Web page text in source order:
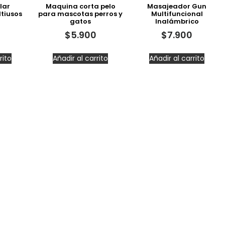
Maquina corta pelo
para mascotas perros y
gatos
$5.900
Añadir al carrito
Masajeador Gun
Multifuncional
Inalámbrico
$7.900
Añadir al carrito